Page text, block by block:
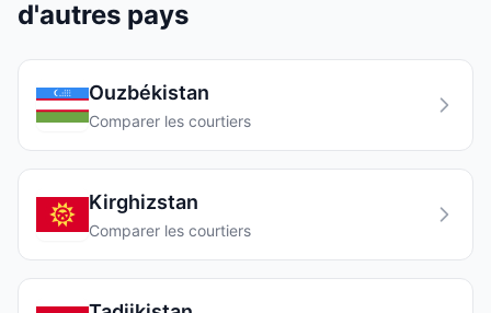
d'autres pays
Ouzbékistan
Comparer les courtiers
Kirghizstan
Comparer les courtiers